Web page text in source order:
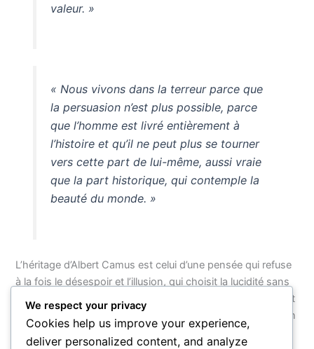
valeur. »
« Nous vivons dans la terreur parce que
la persuasion n’est plus possible, parce
que l’homme est livré entièrement à
l’histoire et qu’il ne peut plus se tourner
vers cette part de lui-même, aussi vraie
que la part historique, qui contemple la
beauté du monde. »
L’héritage d’Albert Camus est celui d’une pensée qui refuse
à la fois le désespoir et l’illusion, qui choisit la lucidité sans
jamais renoncer à la chaleur humaine. Ses mots continuent
de résonner parce qu’ils ne promettent aucune consolation
facile, mais offrent quelque chose de plus durable : la
We respect your privacy
Cookies help us improve your experience,
deliver personalized content, and analyze